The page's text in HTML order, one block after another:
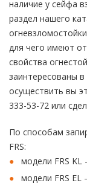
наличие у сейфа
раздел нашего
для чего имеют
свойства
заинтересованы
осуществить вы
333-53-72 или
По способам
FRS:
модели FRS KL
модели FRS EL